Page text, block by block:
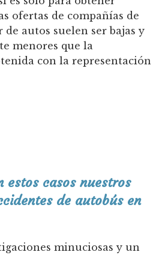
ofertas de compañías de
de autos suelen ser bajas y
menores que la
con la representación
estos casos nuestros
de autobús en
minuciosas y un